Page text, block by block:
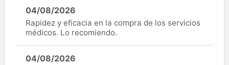
04/08/2026
Rapidez y eficacia en la compra de los servicios
médicos. Lo recomiendo.
04/08/2026